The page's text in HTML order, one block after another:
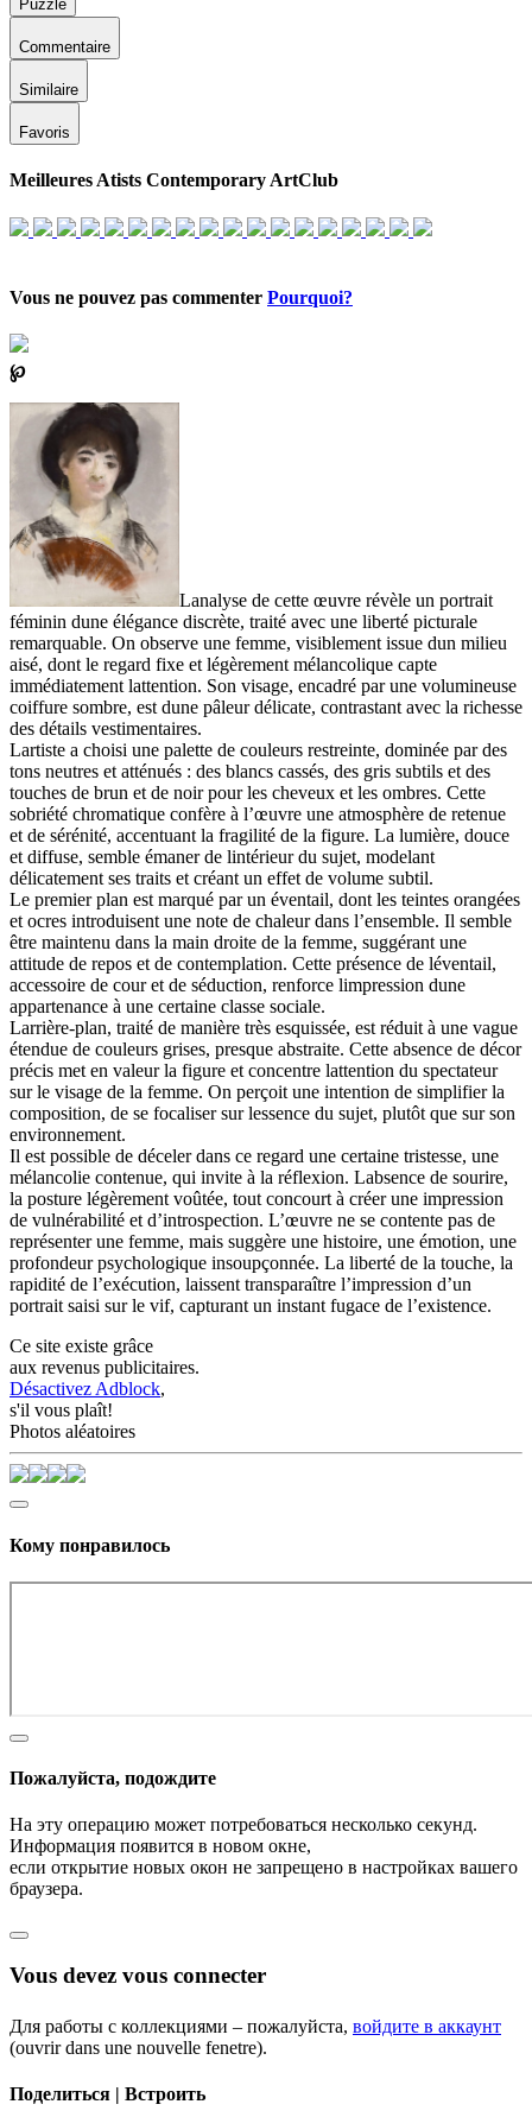
Puzzle
Commentaire
Similaire
Favoris
Meilleures Atists Contemporary ArtClub
Vous ne pouvez pas commenter Pourquoi?
℘
Lanalyse de cette œuvre révèle un portrait
féminin dune élégance discrète, traité avec une liberté picturale
remarquable. On observe une femme, visiblement issue dun milieu
aisé, dont le regard fixe et légèrement mélancolique capte
immédiatement lattention. Son visage, encadré par une volumineuse
coiffure sombre, est dune pâleur délicate, contrastant avec la richesse
des détails vestimentaires.
Lartiste a choisi une palette de couleurs restreinte, dominée par des
tons neutres et atténués : des blancs cassés, des gris subtils et des
touches de brun et de noir pour les cheveux et les ombres. Cette
sobriété chromatique confère à l’œuvre une atmosphère de retenue
et de sérénité, accentuant la fragilité de la figure. La lumière, douce
et diffuse, semble émaner de lintérieur du sujet, modelant
délicatement ses traits et créant un effet de volume subtil.
Le premier plan est marqué par un éventail, dont les teintes orangées
et ocres introduisent une note de chaleur dans l’ensemble. Il semble
être maintenu dans la main droite de la femme, suggérant une
attitude de repos et de contemplation. Cette présence de léventail,
accessoire de cour et de séduction, renforce limpression dune
appartenance à une certaine classe sociale.
Larrière-plan, traité de manière très esquissée, est réduit à une vague
étendue de couleurs grises, presque abstraite. Cette absence de décor
précis met en valeur la figure et concentre lattention du spectateur
sur le visage de la femme. On perçoit une intention de simplifier la
composition, de se focaliser sur lessence du sujet, plutôt que sur son
environnement.
Il est possible de déceler dans ce regard une certaine tristesse, une
mélancolie contenue, qui invite à la réflexion. Labsence de sourire,
la posture légèrement voûtée, tout concourt à créer une impression
de vulnérabilité et d’introspection. L’œuvre ne se contente pas de
représenter une femme, mais suggère une histoire, une émotion, une
profondeur psychologique insoupçonnée. La liberté de la touche, la
rapidité de l’exécution, laissent transparaître l’impression d’un
portrait saisi sur le vif, capturant un instant fugace de l’existence.
Ce site existe grâce
aux revenus publicitaires.
Désactivez Adblock,
s'il vous plaît!
Photos aléatoires
Кому понравилось
Пожалуйста, подождите
На эту операцию может потребоваться несколько секунд.
Информация появится в новом окне,
если открытие новых окон не запрещено в настройках вашего
браузера.
Vous devez vous connecter
Для работы с коллекциями – пожалуйста, войдите в аккаунт
(ouvrir dans une nouvelle fenetre).
Поделиться | Встроить